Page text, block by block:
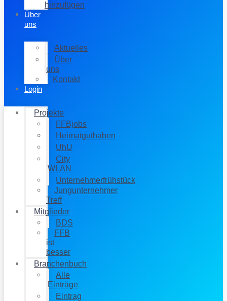
hinzufügen
Über
uns
Aktuelles
Über
uns
Kontakt
Login
Projekte
FFBjobs
Heimatguthaben
UhU
City
WLAN
Unternehmerfrühstück
Jungunternehmer
Treff
Mitglieder
BDS
FFB
ist
besser
Branchenbuch
Alle
Einträge
Eintrag